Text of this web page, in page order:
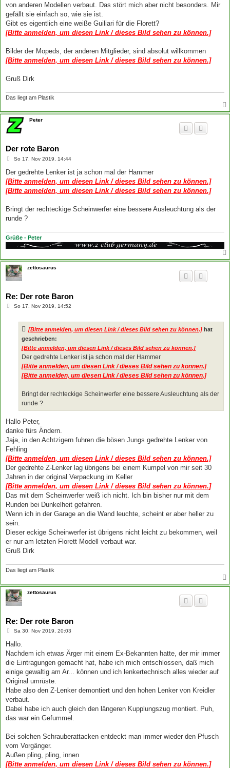
von anderen Modellen verbaut. Das stört mich aber nicht besonders. Mir
gefällt sie einfach so, wie sie ist.
Gibt es eigentlich eine weiße Guiliari für die Florett?
[Bitte anmelden, um diesen Link / dieses Bild sehen zu können.]
Bilder der Mopeds, der anderen Mitglieder, sind absolut willkommen
[Bitte anmelden, um diesen Link / dieses Bild sehen zu können.]
Gruß Dirk
Das liegt am Plastik
Peter
Der rote Baron
B
i
r
a
g
So 17. Nov 2019, 14:44
Der gedrehte Lenker ist ja schon mal der Hammer
[Bitte anmelden, um diesen Link / dieses Bild sehen zu können.]
[Bitte anmelden, um diesen Link / dieses Bild sehen zu können.]
Bringt der rechteckige Scheinwerfer eine bessere Ausleuchtung als der
runde ?
Grüße - Peter
zettosaurus
Re: Der rote Baron
BSo 17. Nov 2019, 14:52
[Bitte anmelden, um diesen Link / dieses Bild sehen zu können.] hat
geschrieben:
[Bitte anmelden, um diesen Link / dieses Bild sehen zu können.]
Der gedrehte Lenker ist ja schon mal der Hammer
[Bitte anmelden, um diesen Link / dieses Bild sehen zu können.]
[Bitte anmelden, um diesen Link / dieses Bild sehen zu können.]
Bringt der rechteckige Scheinwerfer eine bessere Ausleuchtung als der
runde ?
Hallo Peter,
danke fürs Ändern.
Jaja, in den Achtzigern fuhren die bösen Jungs gedrehte Lenker von
Fehling
[Bitte anmelden, um diesen Link / dieses Bild sehen zu können.]
Der gedrehte Z-Lenker lag übrigens bei einem Kumpel von mir seit 30
Jahren in der original Verpackung im Keller
[Bitte anmelden, um diesen Link / dieses Bild sehen zu können.]
Das mit dem Scheinwerfer weiß ich nicht. Ich bin bisher nur mit dem
Runden bei Dunkelheit gefahren.
Wenn ich in der Garage an die Wand leuchte, scheint er aber heller zu
sein.
Dieser eckige Scheinwerfer ist übrigens nicht leicht zu bekommen, weil
er nur am letzten Florett Modell verbaut war.
Gruß Dirk
Das liegt am Plastik
zettosaurus
Re: Der rote Baron
B
i
r
a
Sa 30. Nov 2019, 20:03
Hallo.
Nachdem ich etwas Ärger mit einem Ex-Bekannten hatte, der mir immer
die Eintragungen gemacht hat, habe ich mich entschlossen, daß mich
einige gewaltig am Ar... können und ich lenkertechnisch alles wieder auf
Original umrüste.
Habe also den Z-Lenker demontiert und den hohen Lenker von Kreidler
verbaut.
Dabei habe ich auch gleich den längeren Kupplungszug montiert. Puh,
das war ein Gefummel.
Bei solchen Schrauberattacken entdeckt man immer wieder den Pfusch
vom Vorgänger.
Außen pling, pling, innen
[Bitte anmelden, um diesen Link / dieses Bild sehen zu können.]